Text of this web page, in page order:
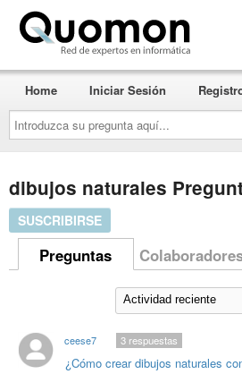
Introduzca
su
pregunta
aquí...
Home Iniciar Sesión
dibujos naturales
SUSCRIBIRSE
Preguntas
ceese7
¿Cómo crear dibujos naturales
3respuestas